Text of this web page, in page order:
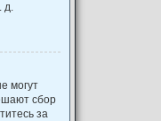
д.
могут
сбор
за